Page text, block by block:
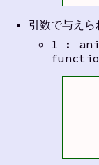
引数で与え
1 :
function